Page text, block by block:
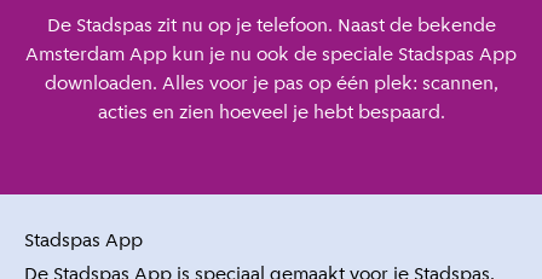
De Stadspas zit nu op je telefoon. Naast de bekende
Amsterdam App kun je nu ook de speciale Stadspas App
downloaden. Alles voor je pas op één plek: scannen,
acties en zien hoeveel je hebt bespaard.
Stadspas App
De Stadspas App is speciaal gemaakt voor je Stadspas.